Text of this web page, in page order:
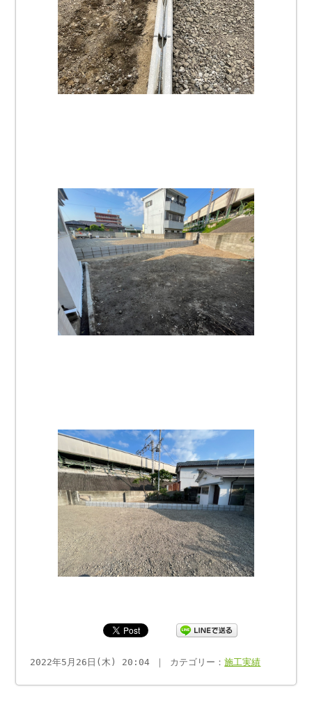
2022年5月26日(木) 20:04 ｜ カテゴリー：施工実績